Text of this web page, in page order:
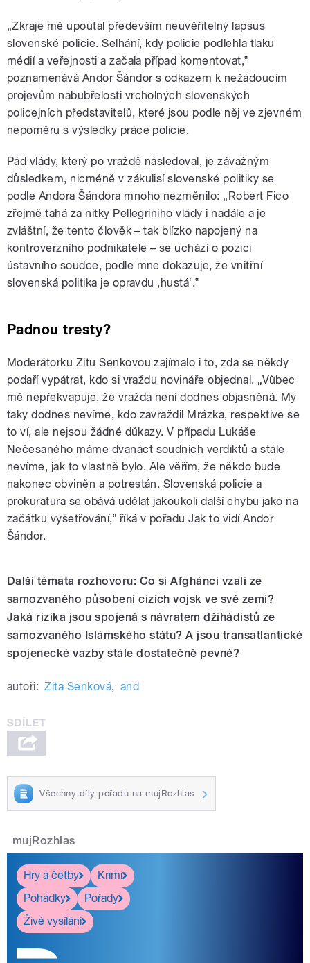
„Zkraje mě upoutal především neuvěřitelný lapsus
slovenské policie. Selhání, kdy policie podlehla tlaku
médií a veřejnosti a začala případ komentovat,‟
poznamenává Andor Šándor s odkazem k nežádoucím
projevům nabubřelosti vrcholných slovenských
policejních představitelů, které jsou podle něj ve zjevném
nepoměru s výsledky práce policie.
Pád vlády, který po vraždě následoval, je závažným
důsledkem, nicméně v zákulisí slovenské politiky se
podle Andora Šándora mnoho nezměnilo: „Robert Fico
zřejmě tahá za nitky Pellegriniho vlády i nadále a je
zvláštní, že tento člověk – tak blízko napojený na
kontroverzního podnikatele – se uchází o pozici
ústavního soudce, podle mne dokazuje, že vnitřní
slovenská politika je opravdu ‚hustá‛.‟
Padnou tresty?
Moderátorku Zitu Senkovou zajímalo i to, zda se někdy
podaří vypátrat, kdo si vraždu novináře objednal. „Vůbec
mě nepřekvapuje, že vražda není dodnes objasněná. My
taky dodnes nevíme, kdo zavraždil Mrázka, respektive se
to ví, ale nejsou žádné důkazy. V případu Lukáše
Nečesaného máme dvanáct soudních verdiktů a stále
nevíme, jak to vlastně bylo. Ale věřím, že někdo bude
nakonec obviněn a potrestán. Slovenská policie a
prokuratura se obává udělat jakoukoli další chybu jako na
začátku vyšetřování,‟ říká v pořadu Jak to vidí Andor
Šándor.
Další témata rozhovoru: Co si Afghánci vzali ze
samozvaného působení cizích vojsk ve své zemi?
Jaká rizika jsou spojená s návratem džihádistů ze
samozvaného Islámského státu? A jsou transatlantické
spojenecké vazby stále dostatečně pevné?
autoři: Zita Senková, and
Všechny díly pořadu na mujRozhlas
mujRozhlas
Hry a četby
Krimi
Pohádky
Pořady
Živé vysílání